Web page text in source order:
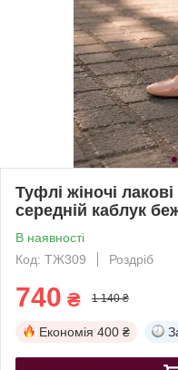
Туфлі жіночі
середній каблук
В наявності
Код: ТЖ309
Роздріб
740 ₴ 1 140 ₴
Економія 400 ₴